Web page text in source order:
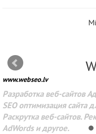
www.webseo.lv
Разработка веб-сайтов
SEO оптимизация сайта
Раскрутка веб-сайтов.
AdWords и другое.